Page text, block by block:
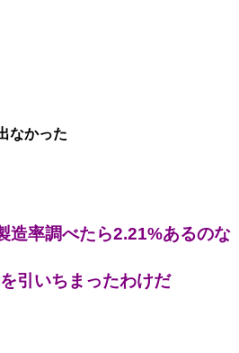
なかった
造率調べたら2.21%あるのな
引いちまったわけだ